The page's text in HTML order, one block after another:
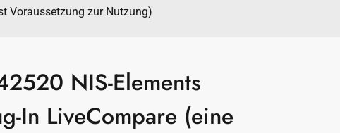
Voraussetzung zur Nutzung)
NIS-Elements
In LiveCompare (eine